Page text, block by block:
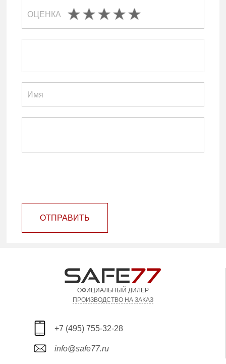
ОЦЕНКА
ОТПРАВИТЬ
ОФИЦИАЛЬНЫЙ ДИЛЕР
ПРОИЗВОДСТВО НА ЗАКАЗ
+7 (495) 755-32-28
info@safe77.ru